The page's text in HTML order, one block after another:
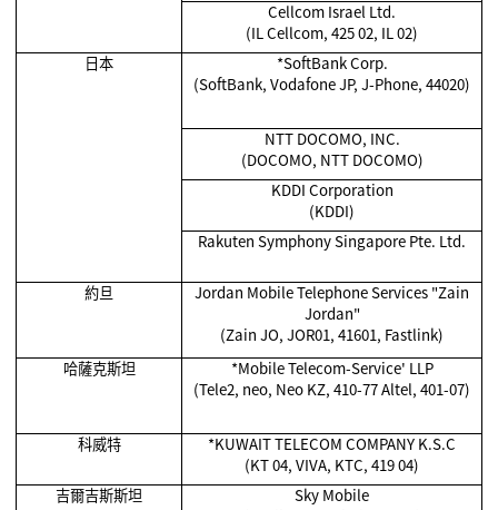
Cellcom Israel Ltd.
(IL Cellcom, 425 02, IL 02)
日本
*SoftBank Corp.
(SoftBank, Vodafone JP, J-Phone, 44020)
NTT DOCOMO, INC.
(DOCOMO, NTT DOCOMO)
KDDI Corporation
(KDDI)
Rakuten Symphony Singapore Pte. Ltd.
約旦
Jordan Mobile Telephone Services "Zain
Jordan"
(Zain JO, JOR01, 41601, Fastlink)
哈薩克斯坦
*Mobile Telecom-Service' LLP
(Tele2, neo, Neo KZ, 410-77 Altel, 401-07)
科威特
*KUWAIT TELECOM COMPANY K.S.C
(KT 04, VIVA, KTC, 419 04)
吉爾吉斯斯坦
Sky Mobile